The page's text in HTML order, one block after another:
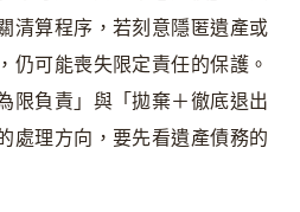
清算程序，若刻意隱匿遺產或
仍可能喪失限定責任的保護。
限負責」與「拋棄＋徹底退出
處理方向，要先看遺產債務的